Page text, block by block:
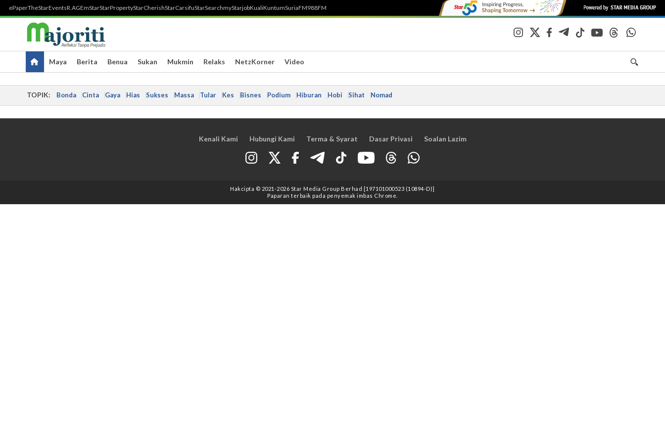
ePaperTheStarEventsR.AGEmStarStarPropertyStarCherishStarCarsifuStarSearchmyStarjobKualiKuntumSuriaFM988FM
Maya Berita Benua Sukan Mukmin Relaks NetzKorner Video
TOPIK: Bonda Cinta Gaya Hias Sukses Massa Tular Kes Bisnes Podium Hiburan Hobi Sihat Nomad
Kenali Kami Hubungi Kami Terma & Syarat Dasar Privasi Soalan Lazim
Hakcipta © 2021 -2026 Star Media Group Berhad [197101000523 (10894-D)]
Paparan terbaik pada penyemak imbas Chrome.